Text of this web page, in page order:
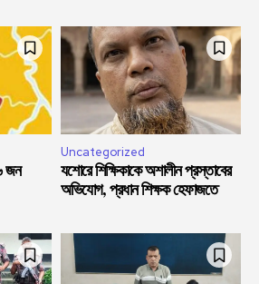
জন
Uncategorized
যশোরে শিক্ষিকাকে অশালীন প্রস্তাবের
অভিযোগ, প্রধান শিক্ষক হেফাজতে